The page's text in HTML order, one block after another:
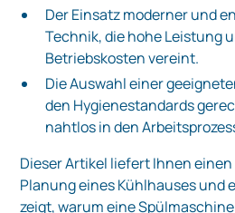
Der Einsatz moderner und
Technik, die hohe Leistung
Betriebskosten vereint.
Die Auswahl einer
den Hygienestandards
nahtlos in den
Dieser Artikel liefert Ihnen
Planung eines Kühlhauses und
zeigt, warum eine